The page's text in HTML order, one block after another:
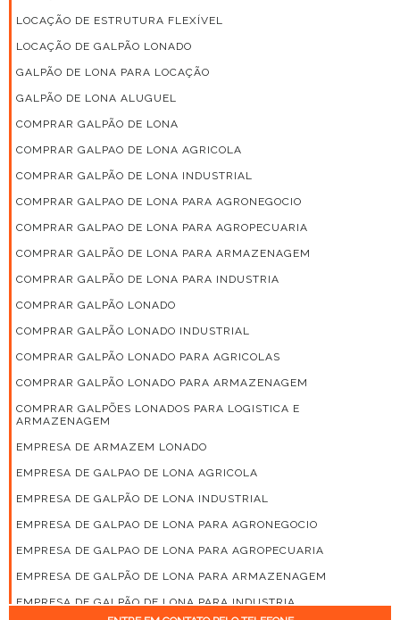
LOCAÇÃO DE ESTRUTURA FLEXÍVEL
LOCAÇÃO DE GALPÃO LONADO
GALPÃO DE LONA PARA LOCAÇÃO
GALPÃO DE LONA ALUGUEL
COMPRAR GALPÃO DE LONA
COMPRAR GALPAO DE LONA AGRICOLA
COMPRAR GALPÃO DE LONA INDUSTRIAL
COMPRAR GALPAO DE LONA PARA AGRONEGOCIO
COMPRAR GALPAO DE LONA PARA AGROPECUARIA
COMPRAR GALPÃO DE LONA PARA ARMAZENAGEM
COMPRAR GALPÃO DE LONA PARA INDUSTRIA
COMPRAR GALPÃO LONADO
COMPRAR GALPÃO LONADO INDUSTRIAL
COMPRAR GALPÃO LONADO PARA AGRICOLAS
COMPRAR GALPÃO LONADO PARA ARMAZENAGEM
COMPRAR GALPÕES LONADOS PARA LOGISTICA E
ARMAZENAGEM
EMPRESA DE ARMAZEM LONADO
EMPRESA DE GALPAO DE LONA AGRICOLA
EMPRESA DE GALPÃO DE LONA INDUSTRIAL
EMPRESA DE GALPAO DE LONA PARA AGRONEGOCIO
EMPRESA DE GALPAO DE LONA PARA AGROPECUARIA
EMPRESA DE GALPÃO DE LONA PARA ARMAZENAGEM
EMPRESA DE GALPÃO DE LONA PARA INDUSTRIA